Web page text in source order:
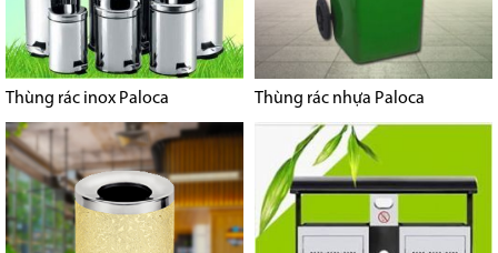
Thùng rác inox Paloca Thùng rác nhựa Paloca